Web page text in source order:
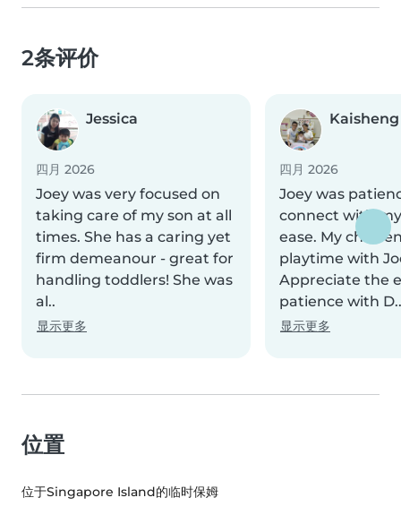
2条评价
Jessica
四月 2026
Joey was very focused on
taking care of my son at all
times. She has a caring yet
firm demeanour - great for
handling toddlers! She was
al..
显示更多
Kaisheng
四月 2026
Joey was
connect with
ease. My child
playtime with
Appreciate the
patience with D..
显示更多
位置
位于Singapore Island的临时保姆